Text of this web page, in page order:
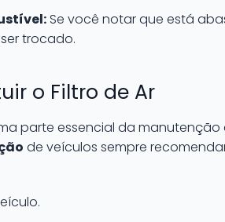
Se você notar que está
trocado.
o Filtro de Ar
parte essencial da
de veículos sempre